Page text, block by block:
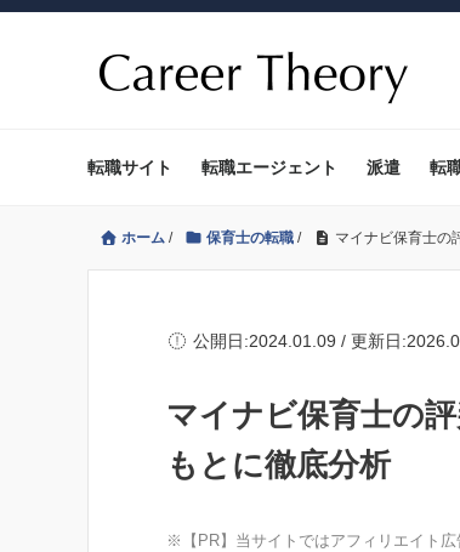
転職サイト 転職エージェント 派遣 転
ホーム / 保育士の転職 / マイナビ保育士の
公開日:2024.01.09 / 更新日
マイナビ保育士の
もとに徹底分析